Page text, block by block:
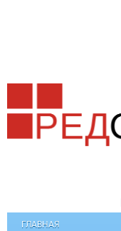
ГЛАВНАЯ